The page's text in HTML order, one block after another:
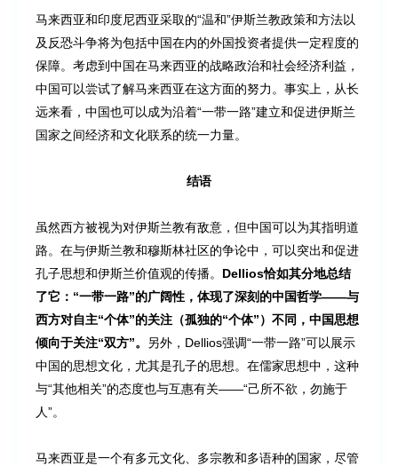
马来西亚和印度尼西亚采取的“温和”伊斯兰教政策和方法以
及反恐斗争将为包括中国在内的外国投资者提供一定程度的
保障。考虑到中国在马来西亚的战略政治和社会经济利益，
中国可以尝试了解马来西亚在这方面的努力。事实上，从长
远来看，中国也可以成为沿着“一带一路”建立和促进伊斯兰
国家之间经济和文化联系的统一力量。
结语
虽然西方被视为对伊斯兰教有敌意，但中国可以为其指明道
路。在与伊斯兰教和穆斯林社区的争论中，可以突出和促进
孔子思想和伊斯兰价值观的传播。 Dellios恰如其分地总结
了它：“一带一路”的广阔性，体现了深刻的中国哲学——与
西方对自主“个体”的关注（孤独的“个体”）不同，中国思想
倾向于关注“双方”。
另外，Dellios强调“一带一路”可以展示
中国的思想文化，尤其是孔子的思想。在儒家思想中，这种
与“其他相关”的态度也与互惠有关——“己所不欲，勿施于
人”。
马来西亚是一个有多元文化、多宗教和多语种的国家，尽管